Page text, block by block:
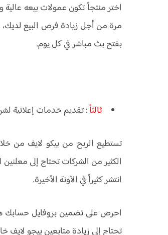
اختر منتجاً تكون عمولات بيعه
مرة من أجل زيادة فرص البيع
بفتح بث مباشر في كل يوم.
ثالثاً: تقديم خدمات إعلانية
تستطيع الربح من بيكو لايف من
الكثير من الشركات تحتاج إلى
انتشر كثيراً في الآونة الأخيرة.
احرص على تضمين بروفايل حسابك
تحتاج إلى زيادة متابعين بيجو